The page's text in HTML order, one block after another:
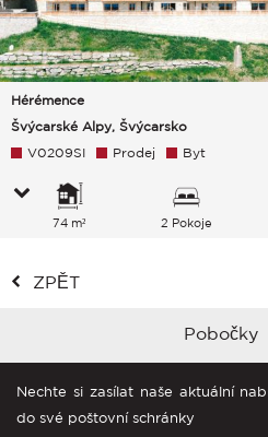
Hérémence
Švýcarské Alpy, Švýcarsko
V0209SI Prodej Byt
74 m² 2 Pokoje
ZPĚT
Pobočky
Nechte si zasílat naše aktuální
do své poštovní schránky